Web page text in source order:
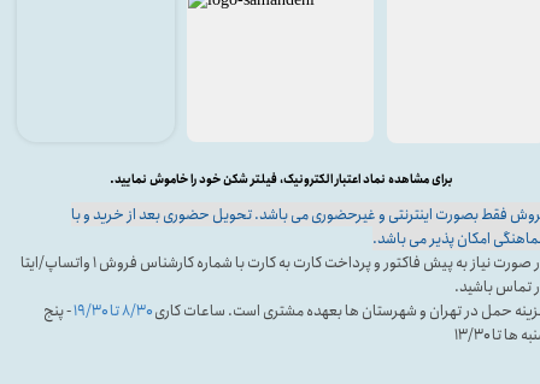
فقط بصورت اینترنتی و غیرحضوری می باشد. تحویل حضوری بعد از خرید و با
امکان پذیر می باشد.
در صورت نیاز به پیش فاکتور و پرداخت کارت به کارت با شماره کارشناس فروش ۱ واتساپ/ایتا
تماس باشید.
حمل در تهران و شهرستان ها بعهده مشتری است. ساعات کاری۸/۳۰ تا ۱۹/۳۰
- پنج
ها تا ۱۳/۳۰
برای مشاهده نماد اعتبار الکترونیک، فیلتر شکن خود را خاموش نمایید.